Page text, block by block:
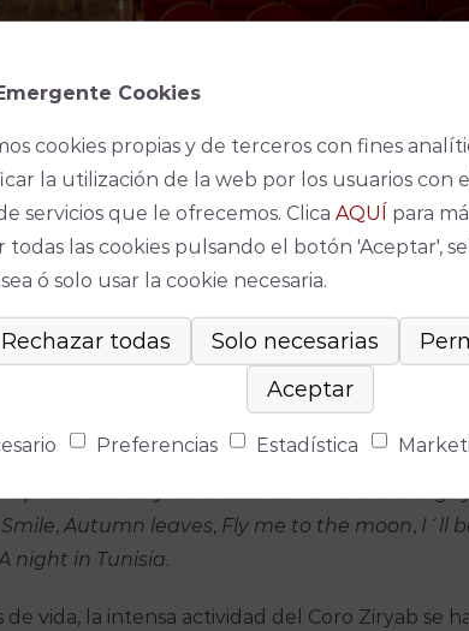
cuenta ”con uno de los músicos de jazz mas
el pianista y compositor cordobés Ángel
cuarteto en el que le acompañan músicos
trayectoria: Javier Delgado (contrabajo),
relación de intérpretes incluye también a Viku
en un tema.
una novedad en el recorrido del Coro
ocasiones en otras músicas como el rock, el
gran género que constituye, destacan, “uno
la música popular del siglo XX”.
y conocidos como
Smile, Autumn leaves, Fly me to the moon,I´ll
night in Tunisia.
vida, la intensa actividad del Coro Ziryab se
Cookies
cookies propias y de terceros con fines
la utilización de la web por los usuarios con
servicios que le ofrecemos. Clica AQUÍ para
todas las cookies pulsando el botón 'Aceptar',
ó solo usar la cookie necesaria.
Preferencias Estadística